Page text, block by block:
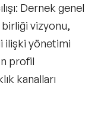
: Dernek genel
birliği vizyonu,
ilişki yönetimi
profil
kanalları
Yönetimi
Deneyimli